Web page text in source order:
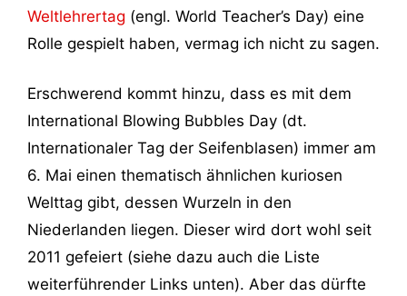
Weltlehrertag (engl. World Teacher’s Day) eine
Rolle gespielt haben, vermag ich nicht zu sagen.
Erschwerend kommt hinzu, dass es mit dem
International Blowing Bubbles Day (dt.
Internationaler Tag der Seifenblasen) immer am
6. Mai einen thematisch ähnlichen kuriosen
Welttag gibt, dessen Wurzeln in den
Niederlanden liegen. Dieser wird dort wohl seit
2011 gefeiert (siehe dazu auch die Liste
weiterführender Links unten). Aber das dürfte